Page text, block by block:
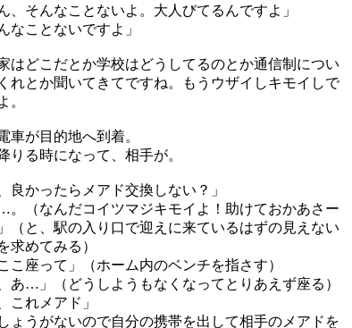
、そんなことないよ。大人びてるんですよ」
なことないですよ」
はどこだとか学校はどうしてるのとか通信制につい
れとか聞いてきてですね。もうウザイしキモイしで
。
車が目的地へ到着。
りる時になって、相手が。
良かったらメアド交換しない？」
。（なんだコイツマジキモイよ！助けておかあさー
（と、駅の入り口で迎えに来ているはずの見えない
求めてみる）
こ座って」（ホーム内のベンチを指さす）
あ…」（どうしようもなくなってとりあえず座る）
これメアド」
ょうがないので自分の携帯を出して相手のメアドを